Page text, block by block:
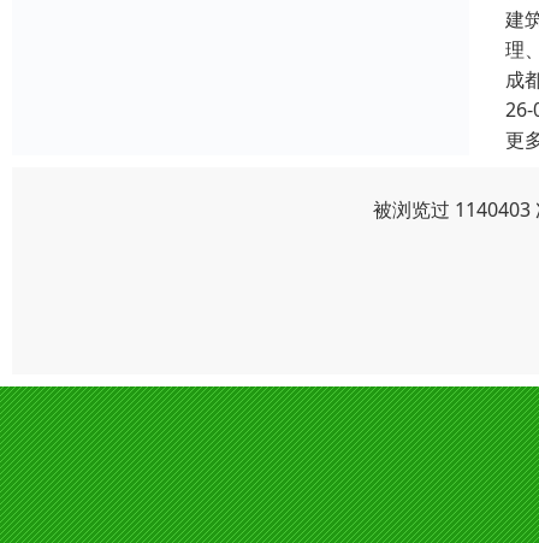
建
理
成
26-
更
被浏览过